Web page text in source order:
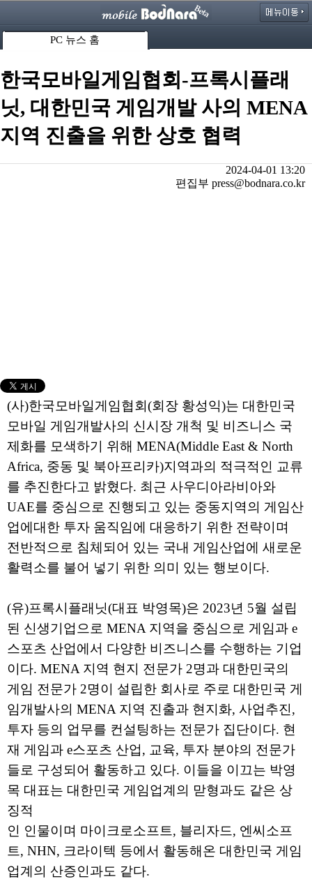
PC 뉴스 홈
한국모바일게임협회-프록시플래
닛, 대한민국 게임개발 사의 MENA
지역 진출을 위한 상호 협력
2024-04-01 13:20
편집부 press@bodnara.co.kr
(사)한국모바일게임협회(회장 황성익)는 대한민국
모바일 게임개발사의 신시장 개척 및 비즈니스 국
제화를 모색하기 위해 MENA(Middle East & North
Africa, 중동 및 북아프리카)지역과의 적극적인 교류
를 추진한다고 밝혔다. 최근 사우디아라비아와
UAE를 중심으로 진행되고 있는 중동지역의 게임산
업에대한 투자 움직임에 대응하기 위한 전략이며
전반적으로 침체되어 있는 국내 게임산업에 새로운
활력소를 불어 넣기 위한 의미 있는 행보이다.
(유)프록시플래닛(대표 박영목)은 2023년 5월 설립
된 신생기업으로 MENA 지역을 중심으로 게임과 e
스포츠 산업에서 다양한 비즈니스를 수행하는 기업
이다. MENA 지역 현지 전문가 2명과 대한민국의
게임 전문가 2명이 설립한 회사로 주로 대한민국 게
임개발사의 MENA 지역 진출과 현지화, 사업추진,
투자 등의 업무를 컨설팅하는 전문가 집단이다. 현
재 게임과 e스포츠 산업, 교육, 투자 분야의 전문가
들로 구성되어 활동하고 있다. 이들을 이끄는 박영
목 대표는 대한민국 게임업계의 맏형과도 같은 상
징적
인 인물이며 마이크로소프트, 블리자드, 엔씨소프
트, NHN, 크라이텍 등에서 활동해온 대한민국 게임
업계의 산증인과도 같다.